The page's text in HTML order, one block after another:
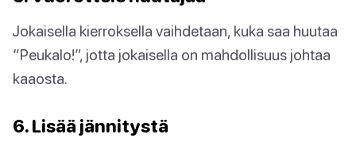
Jokaisella kierroksella vaihdetaan, kuka saa huutaa
“Peukalo!”, jotta jokaisella on mahdollisuus johtaa
kaaosta.
6. Lisää jännitystä